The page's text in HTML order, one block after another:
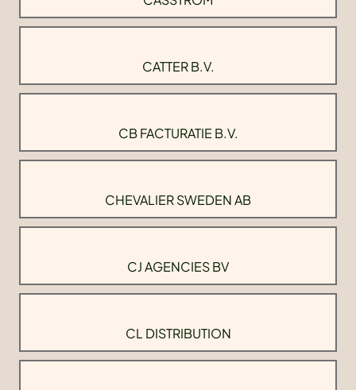
CATTER B.V.
CB FACTURATIE B.V.
CHEVALIER SWEDEN AB
CJ AGENCIES BV
CL DISTRIBUTION